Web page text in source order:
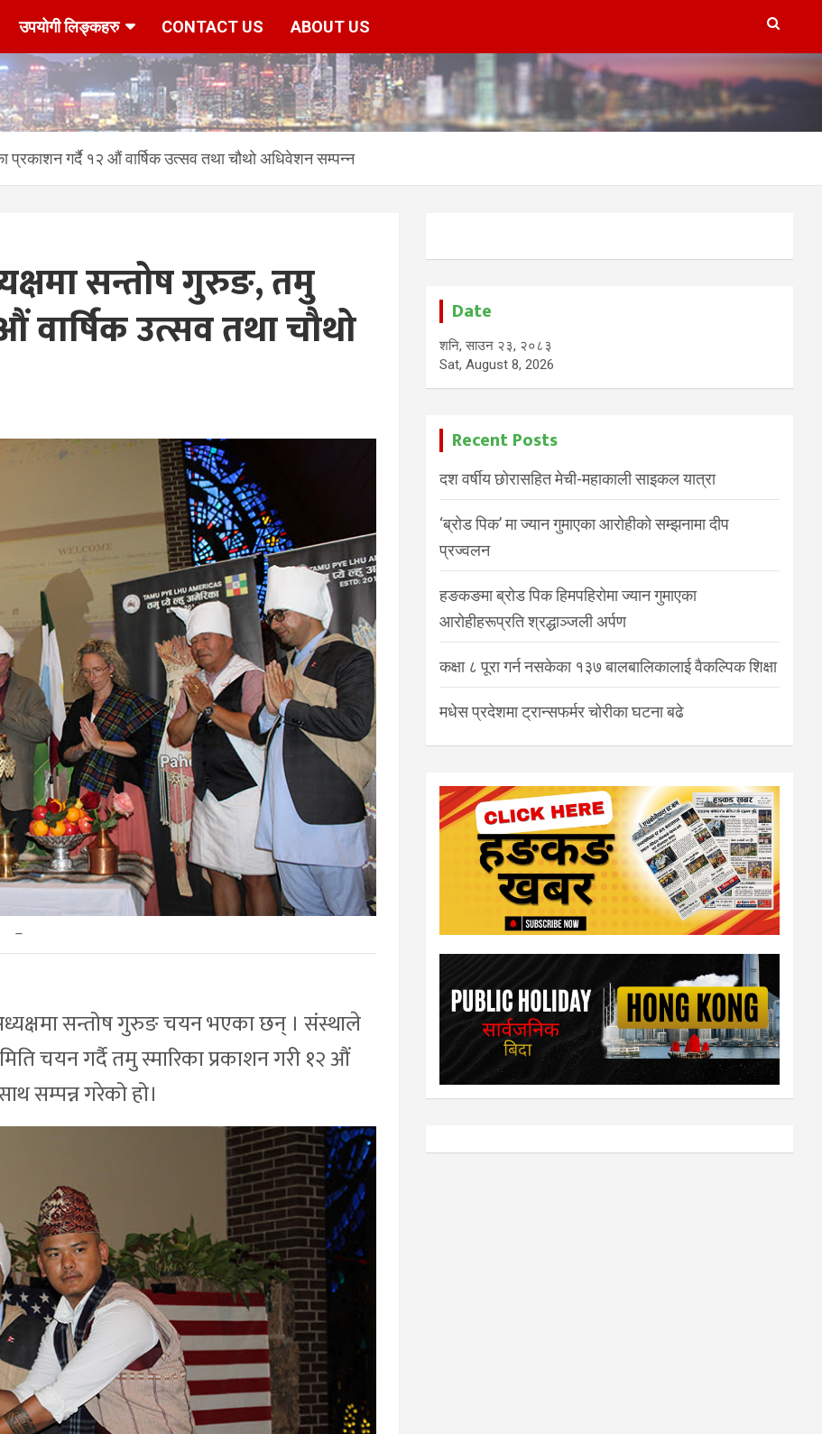
उपयोगी लिङ्कहरु CONTACT US ABOUT US
प्रकाशन गर्दै १२ औं वार्षिक उत्सव तथा चौथो अधिवेशन सम्पन्न
सन्तोष गुरुङ, तमु
वार्षिक उत्सव तथा चौथो
–
सन्तोष गुरुङ चयन भएका छन् । संस्थाले
चयन गर्दै तमु स्मारिका प्रकाशन गरी १२ औं
सम्पन्न गरेको हो।
Date
शनि, साउन २३, २०८३
Sat, August 8, 2026
Recent Posts
दश वर्षीय छोरासहित मेची-महाकाली साइकल यात्रा
‘ब्रोड पिक’ मा ज्यान गुमाएका आरोहीको सम्झनामा दीप
प्रज्वलन
हङकङमा ब्रोड पिक हिमपहिरोमा ज्यान गुमाएका
आरोहीहरूप्रति श्रद्धाञ्जली अर्पण
कक्षा ८ पूरा गर्न नसकेका १३७ बालबालिकालाई वैकल्पिक शिक्षा
मधेस प्रदेशमा ट्रान्सफर्मर चोरीका घटना बढे